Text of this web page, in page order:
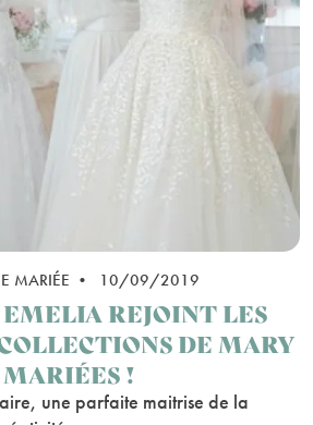
MARIÉE • 10/09/2019
REJOINT LES
DE MARY
MARIÉES !
une parfaite maitrise de la